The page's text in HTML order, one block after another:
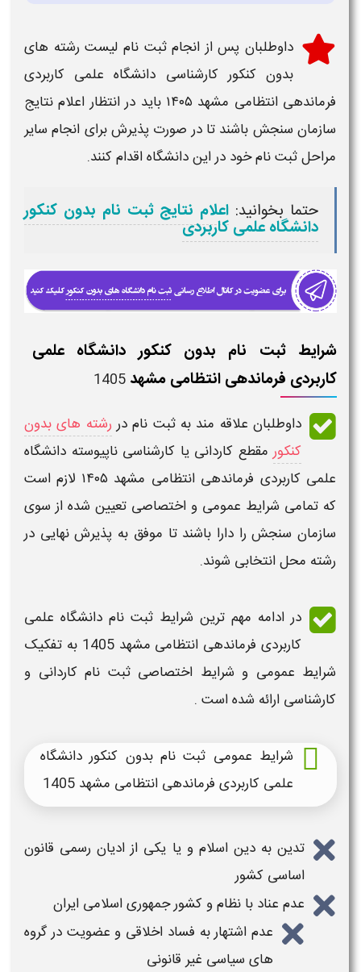
داوطلبان پس از انجامثبت نام لیست رشته های
بدون کنکور کارشناسی دانشگاه علمی کاربردی
فرماندهی انتظامی مشهد
باید در انتظار اعلام نتایج
سازمان سنجش باشند تا در صورت پذیرش برای انجام سایر
مراحل ثبت نامخود در ایندانشگاهاقدام کنند.
حتما بخوانید: اعلام نتایج ثبت نام بدون کنکور
دانشگاه علمی کاربردی
شرایط ثبت نام بدون کنکور دانشگاه علمی
کاربردی فرماندهی انتظامی مشهد 1405
داوطلبان علاقه مند به ثبت نام در رشته های بدون
کنکور مقطع کاردانی یا کارشناسی ناپیوسته دانشگاه
علمی کاربردی فرماندهی انتظامی مشهد ۱۴۰۵
لازم است
که تمامی شرایط عمومی و اختصاصی تعیین شده از سوی
سازمان سنجش را دارا باشند تا موفق به پذیرش نهایی در
رشته محل انتخابی شوند.
در ادامه مهم ترین شرایط ثبت نام دانشگاه علمی
کاربردیفرماندهی انتظامی مشهد1405 به تفکیک
شرایط عمومی و شرایط اختصاصی ثبت نام کاردانی و
کارشناسی ارائه شده است .
شرایط عمومی ثبت نام بدون کنکور دانشگاه
علمی کاربردی فرماندهی انتظامی مشهد 1405
تدین به دین اسلام و یا یکی از ادیان رسمی قانون
اساسی کشور
عدم عناد با نظام و کشور جمهوری اسلامی ایران
عدم اشتهار به فساد اخلاقی و عضویت در گروه
های سیاسی غیر قانونی